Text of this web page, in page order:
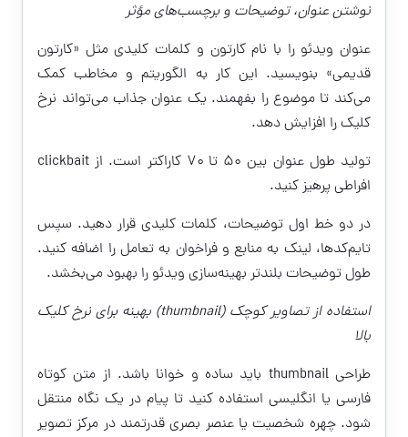
نوشتن عنوان، توضیحات و برچسب‌های مؤثر
عنوان ویدئو را با نام کارتون و کلمات کلیدی مثل «کارتون
قدیمی» بنویسید. این کار به الگوریتم و مخاطب کمک
می‌کند تا موضوع را بفهمند. یک عنوان جذاب می‌تواند نرخ
کلیک را افزایش دهد.
تولید طول عنوان بین ۵۰ تا ۷۰ کاراکتر است. از clickbait
افراطی پرهیز کنید.
در دو خط اول توضیحات، کلمات کلیدی قرار دهید. سپس
تایم‌کدها، لینک به منابع و فراخوان به تعامل را اضافه کنید.
طول توضیحات بلندتر بهینه‌سازی ویدئو را بهبود می‌بخشد.
استفاده از تصاویر کوچک (thumbnail) بهینه برای نرخ کلیک
بالا
طراحی thumbnail باید ساده و خوانا باشد. از متن کوتاه
فارسی یا انگلیسی استفاده کنید تا پیام در یک نگاه منتقل
شود. چهره شخصیت یا عنصر بصری قدرتمند در مرکز تصویر